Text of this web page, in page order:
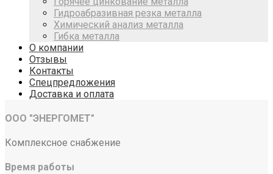
Гидроабразивная резка металла
Химический анализ металла
Гибка металла
О компании
Отзывы
Контакты
Спецпредложения
Доставка и оплата
ООО "ЭНЕРГОМЕТ"
Комплексное снабжение
Время работы